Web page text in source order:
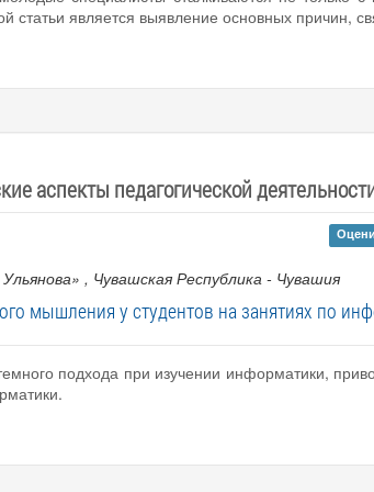
статьи является выявление основных причин,
аспекты педагогической
, Чувашская Республика - Чувашия
мышления у студентов на занятиях по
подхода при изучении информатики,